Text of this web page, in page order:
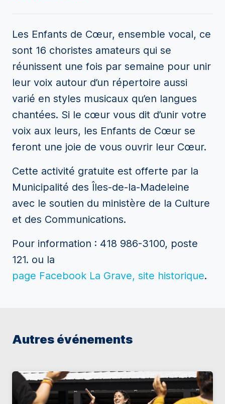
Les Enfants de Cœur, ensemble vocal, ce
sont 16 choristes amateurs qui se
réunissent une fois par semaine pour unir
leur voix autour d’un répertoire aussi
varié en styles musicaux qu’en langues
chantées. Si le cœur vous dit d’unir votre
voix aux leurs, les Enfants de Cœur se
feront une joie de vous ouvrir leur Cœur.
Cette activité gratuite est offerte par la
Municipalité des Îles-de-la-Madeleine
avec le soutien du ministère de la Culture
et des Communications.
Pour information : 418 986-3100, poste
121. ou la
page Facebook La Grave, site historique.
Autres événements